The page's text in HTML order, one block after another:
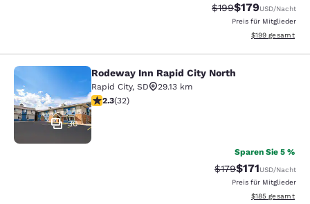
Durchgestrichener
$199Vergünstigter
$179USD/Nacht
Preis für Mitglieder
Geschätzte
$199 gesamt
Rodeway Inn Rapid City North
30
Rodeway Inn Rapid City North
Rapid City, SD
29.13 km
2.31-Sterne-Bewertung. Mittelmäßig. 32 Bewertungen
2.3(32)
Sparen Sie 5 %
Durchgestrichener
$179Vergünstigter
$171USD/Nacht
Preis für Mitglieder
Geschätzte
$185 gesamt